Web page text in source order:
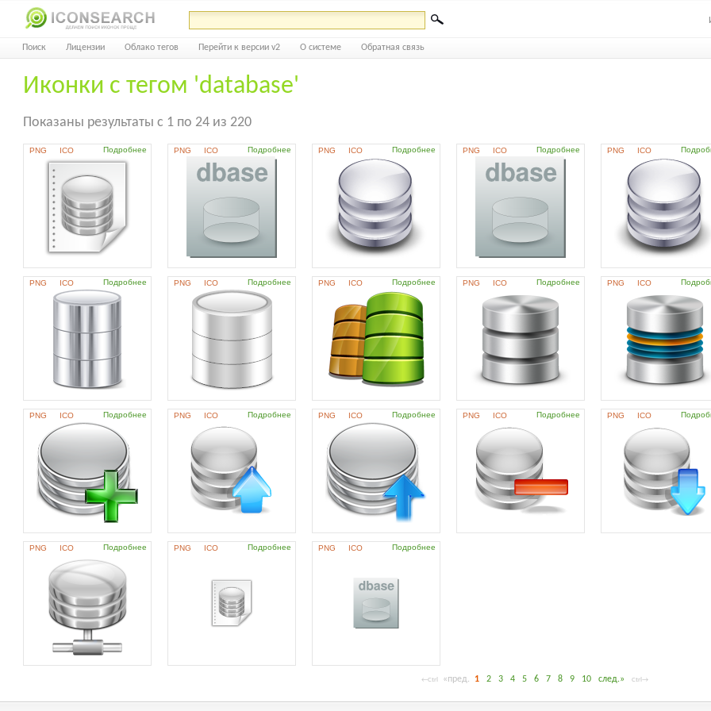
Поиск Лицензии Облако тегов Перейти к версии v2 О системе Обратная связь
Иконки с тегом 'database'
Показаны результаты с 1 по 24 из 220
PNG ICO Подробнее PNG ICO Подробнее PNG ICO Подробнее PNG ICO Подробнее PNG ICO
PNG ICO Подробнее PNG ICO Подробнее PNG ICO Подробнее PNG ICO Подробнее PNG ICO
PNG ICO Подробнее PNG ICO Подробнее PNG ICO Подробнее PNG ICO Подробнее PNG ICO
PNG ICO Подробнее PNG ICO Подробнее PNG ICO Подробнее
←Ctrl «пред. 1 2 3 4 5 6 7 8 9 10 след.» Ctrl→